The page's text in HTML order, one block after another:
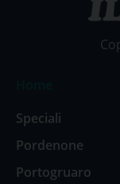
Speciali
Pordenone
Portogruaro